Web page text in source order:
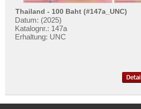
Thailand - 100 Baht (#147a_UNC)
Datum: (2025)
Katalognr.: 147a
Erhaltung: UNC